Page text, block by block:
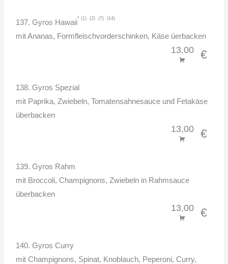
137. Gyros Hawaii
1 2 7 14
mit Ananas, Formfleischvorderschinken, Käse üerbacken
13,00 €
138. Gyros Spezial
mit Paprika, Zwiebeln, Tomatensahnesauce und Fetakäse
überbacken
13,00 €
139. Gyros Rahm
mit Broccoli, Champignons, Zwiebeln in Rahmsauce
überbacken
13,00 €
140. Gyros Curry
mit Champignons, Spinat, Knoblauch, Peperoni, Curry,